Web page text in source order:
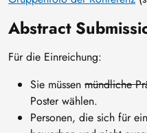
Abstract
Für die Einreichung:
Sie müssen mündliche
Poster wählen.
Personen, die sich für